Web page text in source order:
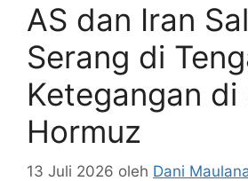
AS dan Iran
Serang di
Ketegangan di
Hormuz
13 Juli 2026 oleh Dani